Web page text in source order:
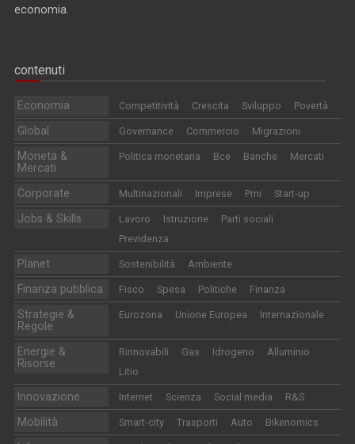
economia.
contenuti
Economia Competitività Crescita Sviluppo Povertà
Global Governance Commercio Migrazioni
Moneta &
Mercati
Politica monetaria Bce Banche Mercati
Corporate Multinazionali Imprese Pmi Start-up
Jobs & Skills Lavoro Istruzione
Parti sociali
Previdenza
Planet Sostenibilità Ambiente
Finanza pubblica Fisco Spesa Politiche Finanza
Strategie &
Regole
Eurozona Unione Europea Internazionale
Energie &
Risorse
Rinnovabili Gas Idrogeno
Alluminio
Litio
Innovazione Internet Scienza Social media R&S
Mobilità Smart-city Trasporti Auto Bikenomics